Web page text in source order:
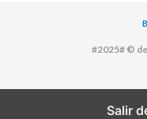
#2025# ©
Salir